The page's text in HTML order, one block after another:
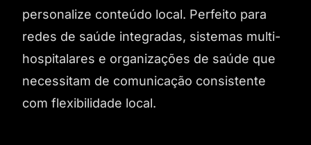
personalize conteúdo local. Perfeito para
redes de saúde integradas, sistemas multi-
hospitalares e organizações de saúde que
necessitam de comunicação consistente
com flexibilidade local.